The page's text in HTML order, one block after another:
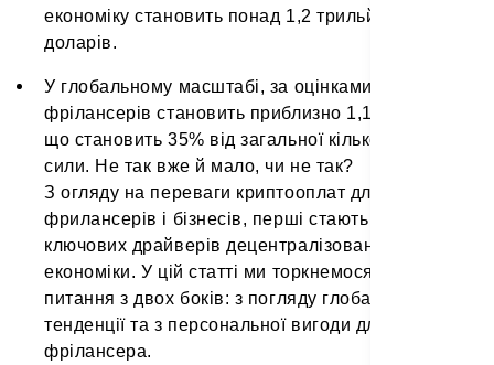
економіку становить понад 1,2 трильйона
доларів.
У глобальному масштабі, за оцінками, кількість
фрілансерів становить приблизно 1,1 мільярда,
що становить 35% від загальної кількості робочої
сили. Не так вже й мало, чи не так?
З огляду на переваги криптооплат для
фрилансерів і бізнесів, перші стають одним із
ключових драйверів децентралізованої
економіки. У цій статті ми торкнемося цього
питання з двох боків: з погляду глобальної
тенденції та з персональної вигоди для
фрілансера.